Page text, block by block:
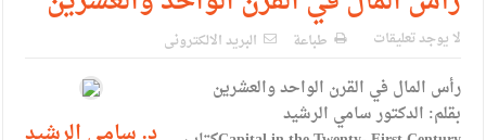
الإسلامية والمسيحية
النواب يقر مشروع تعديل قانون الملكية العقارية
لا يوجد تعليقات طباعة البريد الالكترونى
رأس المال في القرن الواحد والعشرين
بقلم: الدكتور سامي الرشيد